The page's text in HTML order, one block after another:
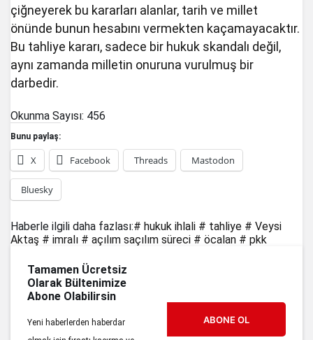
çiğneyerek bu kararları alanlar, tarih ve millet
önünde bunun hesabını vermekten kaçamayacaktır.
Bu tahliye kararı, sadece bir hukuk skandalı değil,
aynı zamanda milletin onuruna vurulmuş bir
darbedir.
Okunma Sayısı: 456
Bunu paylaş:
X Facebook Threads Mastodon
Bluesky
Haberle ilgili daha fazlası:# hukuk ihlali # tahliye # Veysi
Aktaş # imralı # açılım saçılım süreci # öcalan # pkk
Tamamen Ücretsiz
Olarak Bültenimize
Abone Olabilirsin
Yeni haberlerden haberdar
ABONE OL